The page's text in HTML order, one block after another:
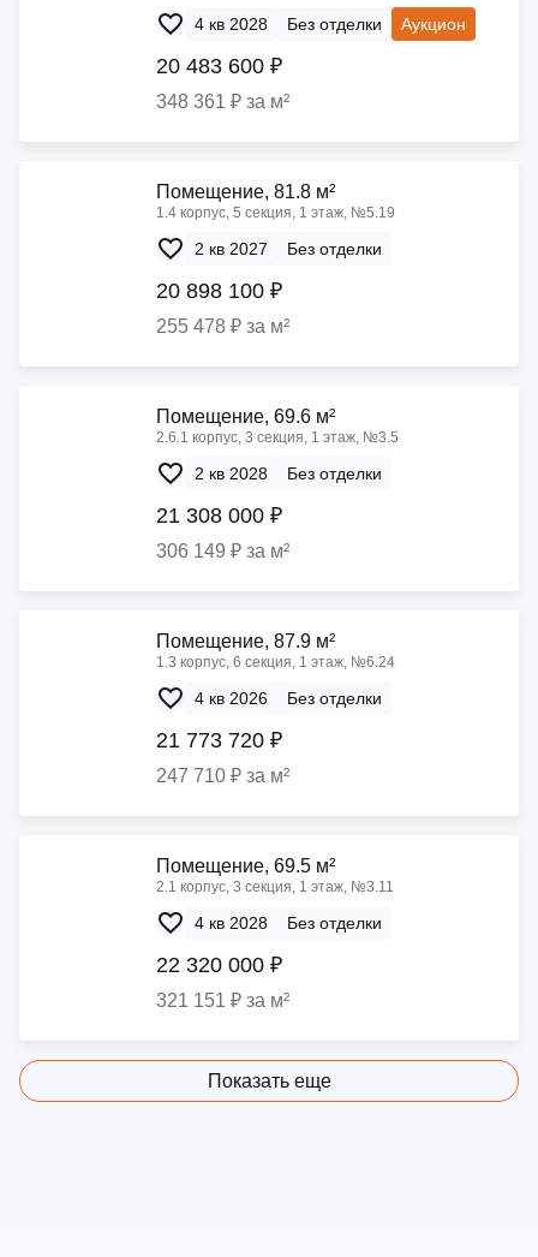
4 кв 2028 Без отделки Аукцион
20 483 600 ₽
348 361 ₽ за м²
Помещение, 81.8 м²
1.4 корпус, 5 секция, 1 этаж, №5.19
2 кв 2027 Без отделки
20 898 100 ₽
255 478 ₽ за м²
Помещение, 69.6 м²
2.6.1 корпус, 3 секция, 1 этаж, №3.5
2 кв 2028 Без отделки
21 308 000 ₽
306 149 ₽ за м²
Помещение, 87.9 м²
1.3 корпус, 6 секция, 1 этаж, №6.24
4 кв 2026 Без отделки
21 773 720 ₽
247 710 ₽ за м²
Помещение, 69.5 м²
2.1 корпус, 3 секция, 1 этаж, №3.11
4 кв 2028 Без отделки
22 320 000 ₽
321 151 ₽ за м²
Показать еще